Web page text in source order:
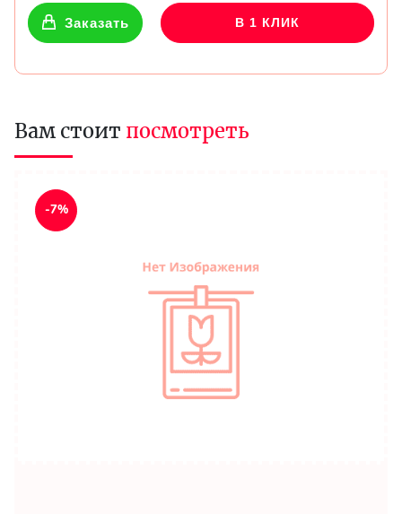
Заказать В 1 КЛИК
Вам стоит посмотреть
-7%